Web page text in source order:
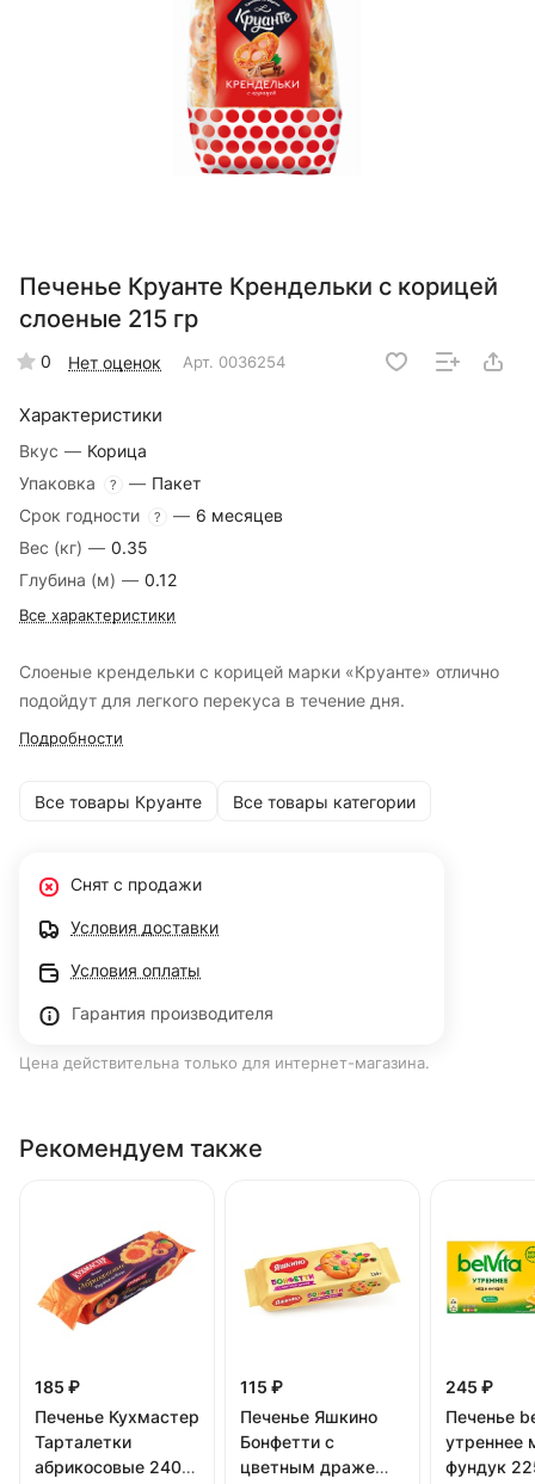
Печенье Круанте Крендельки с корицей
слоеные 215 гр
0 Нет оценок Арт. 0036254
Характеристики
Вкус — Корица
Упаковка
? — Пакет
Срок годности
? — 6 месяцев
Вес (кг) — 0.35
Глубина (м) — 0.12
Все характеристики
Слоеные крендельки с корицей марки «Круанте» отлично
подойдут для легкого перекуса в течение дня.
Подробности
Все товары Круанте Все товары категории
Снят с продажи
Условия доставки
Условия оплаты
Гарантия производителя
Цена действительна только для интернет-магазина.
Рекомендуем также
185 ₽
Печенье Кухмастер
Тарталетки
абрикосовые 240
115 ₽
Печенье Яшкино
Бонфетти с
цветным драже
245 ₽
Печенье
утреннее
фундук